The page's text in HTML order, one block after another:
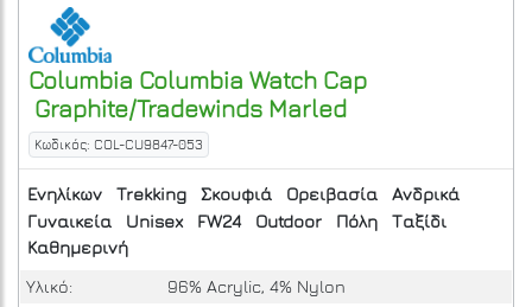
Columbia Columbia Watch Cap
Graphite/Tradewinds Marled
Κωδικός: COL-CU9847-053
Ενηλίκων Trekking Σκουφιά Ορειβασία
Ανδρικά
Γυναικεία
Unisex FW24 Outdoor Πόλη
Ταξίδι
Καθημερινή
Υλικό:
96% Acrylic, 4% Nylon